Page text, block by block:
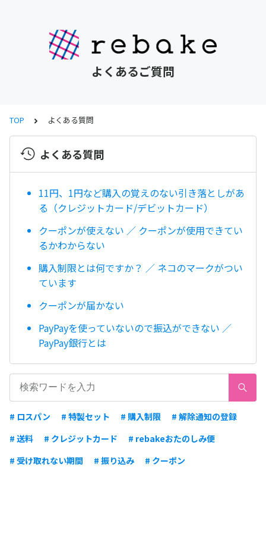
よくあるご質問
TOP よくある質問
よくある質問
11円、1円など購入の覚えのない引き落としがあ
る（クレジットカード/デビットカード）
クーポンが使えない ／ クーポンが使用できてい
るかわからない
購入制限とは何ですか？ ／ ネコのマークがつい
ています
クーポンが届かない
PayPayを使っていないので振込ができない ／
PayPay銀行とは
# ロスパン # 特製セット # 購入制限
# 解除通知の登録
# 送料
# クレジットカード
# rebakeおたのしみ便
# 受け取れない期間
# 振り込み # クーポン